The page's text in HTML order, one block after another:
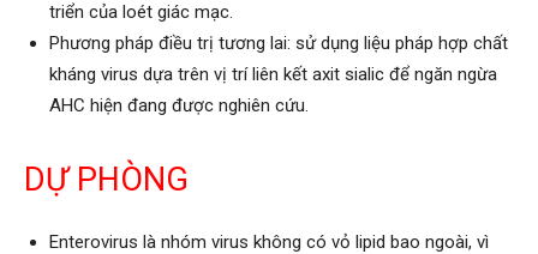
triển của loét giác mạc.
Phương pháp điều trị tương lai: sử dụng liệu pháp hợp chất
kháng virus dựa trên vị trí liên kết axit sialic để ngăn ngừa
AHC hiện đang được nghiên cứu.
DỰ PHÒNG
Enterovirus là nhóm virus không có vỏ lipid bao ngoài, vì